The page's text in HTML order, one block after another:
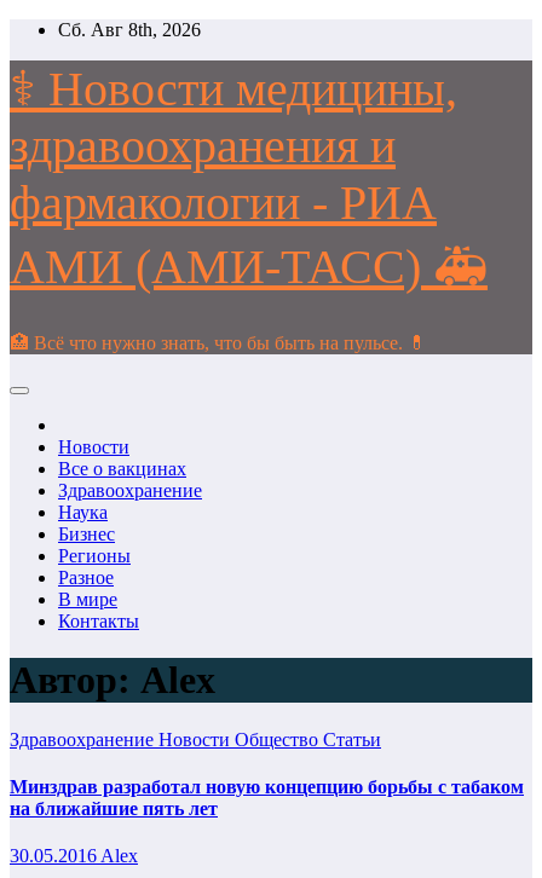
Перейти
содержимому
Сб. Авг 8th, 2026
⚕️ Новости медицины,
здравоохранения и
фармакологии - РИА
АМИ (АМИ-ТАСС) 🚑
🏥 Всё что нужно знать, что бы быть на пульсе. 💊
Новости
Все о вакцинах
Здравоохранение
Наука
Бизнес
Регионы
Разное
В мире
Контакты
Автор: Alex
Здравоохранение Новости Общество Статьи
Минздрав разработал новую концепцию борьбы с табаком
на ближайшие пять лет
30.05.2016Alex